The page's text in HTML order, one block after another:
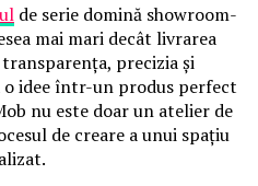
de serie domină showroom-
mai mari decât livrarea
precizia și
idee într-un produs perfect
nu este doar un atelier de
de creare a unui spațiu